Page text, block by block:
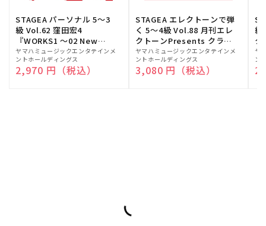
STAGEA パーソナル 5～3
級 Vol.62 窪田宏4
『WORKS1 ～02 New
edition～』
販
売
元:
ヤマハミュージックエンタテインメ
ントホールディングス
通常価格
2,970 円（税込）
STAGEA エレクトーンで弾
く 5～4級 Vol.88 月刊エレ
クトーンPresents クラシ
ック名曲集
販
売
元:
ヤマハミュージックエンタテインメ
ントホールディングス
通常価格
3,080 円（税込）
級
ク
販
売
元:
ヤ
ン